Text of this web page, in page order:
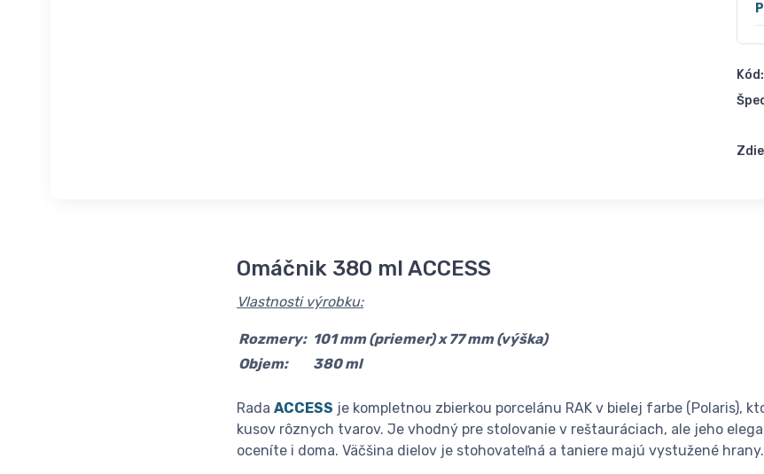
Kód:
Omáčnik 380 ml ACCESS
Vlastnosti výrobku:
Rozmery: 101 mm (priemer) x 77 mm (výška)
Objem:
380 ml
Rada ACCESS je kompletnou zbierkou porcelánu RAK v bielej farbe (Polaris),
kusov rôznych tvarov. Je vhodný pre stolovanie v reštauráciach, ale jeho
oceníte i doma. Väčšina dielov je stohovateľná a taniere majú vystužené hrany.